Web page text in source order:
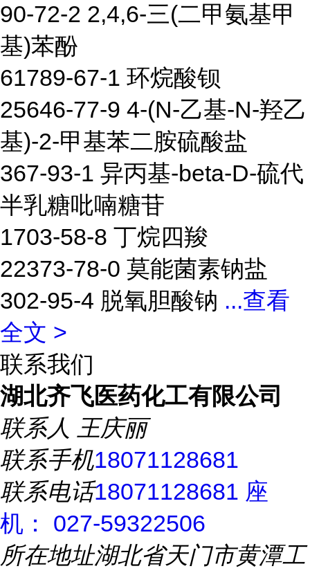
90-72-2 2,4,6-三(二甲氨基甲
基)苯酚
61789-67-1 环烷酸钡
25646-77-9 4-(N-乙基-N-羟乙
基)-2-甲基苯二胺硫酸盐
367-93-1 异丙基-beta-D-硫代
半乳糖吡喃糖苷
1703-58-8 丁烷四羧
22373-78-0 莫能菌素钠盐
302-95-4 脱氧胆酸钠 ...查看
全文 >
联系我们
湖北齐飞医药化工有限公司
联系人 王庆丽
联系手机18071128681
联系电话18071128681 座
机： 027-59322506
所在地址湖北省天门市黄潭工